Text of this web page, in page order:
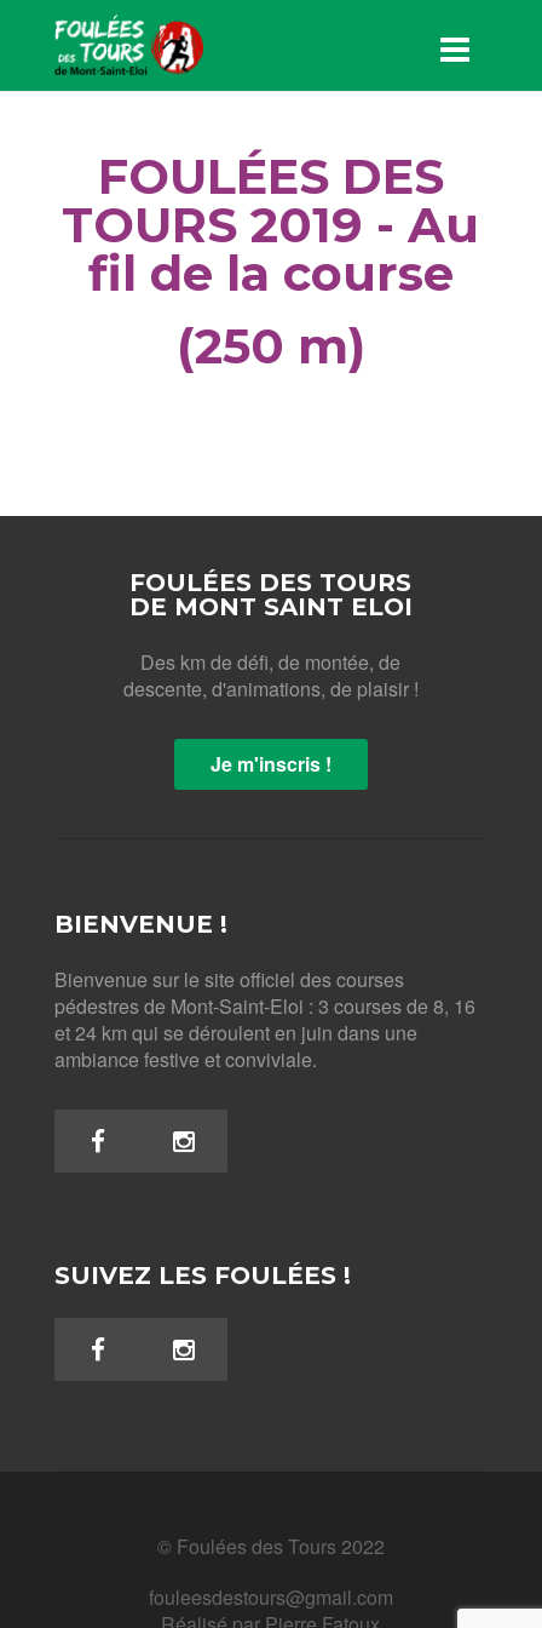
FOULÉES DES
TOURS 2019 - Au
fil de la course
(250 m)
FOULÉES DES TOURS
DE MONT SAINT ELOI
Des km de défi, de montée, de
descente, d'animations, de plaisir !
Je m'inscris !
BIENVENUE !
Bienvenue sur le site officiel des courses
pédestres de Mont-Saint-Eloi : 3 courses de 8, 16
et 24 km qui se déroulent en juin dans une
ambiance festive et conviviale.
SUIVEZ LES FOULÉES !
© Foulées des Tours 2022
fouleesdestours@gmail.com